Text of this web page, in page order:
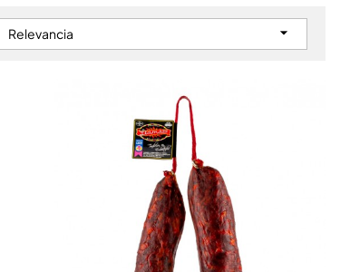
Relevancia 